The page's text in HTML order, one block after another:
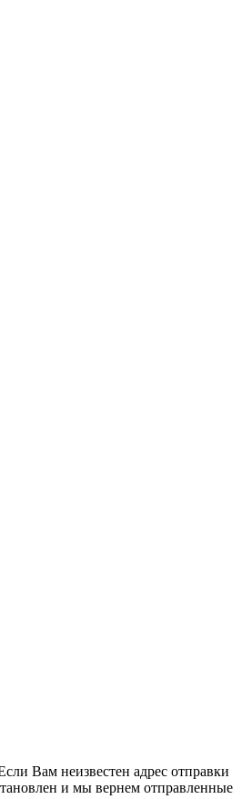
Вам неизвестен адрес отправки
и мы вернем отправленные